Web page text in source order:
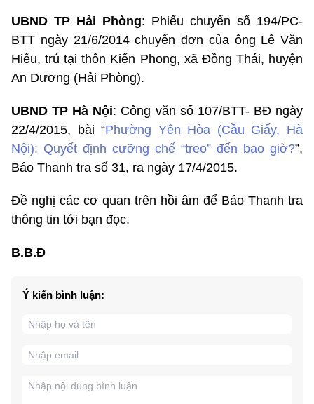
UBND TP Hải Phòng: Phiếu chuyển số 194/PC-
BTT ngày 21/6/2014 chuyển đơn của ông Lê Văn
Hiểu, trú tại thôn Kiến Phong, xã Đồng Thái, huyện
An Dương (Hải Phòng).
UBND TP Hà Nội: Công văn số 107/BTT- BĐ ngày
22/4/2015, bài “Phường Yên Hòa (Cầu Giấy, Hà
Nội): Quyết định cưỡng chế “treo” đến bao giờ?”,
Báo Thanh tra số 31, ra ngày 17/4/2015.
Đề nghị các cơ quan trên hồi âm để Báo Thanh tra
thông tin tới bạn đọc.
B.B.Đ
Ý kiến bình luận: